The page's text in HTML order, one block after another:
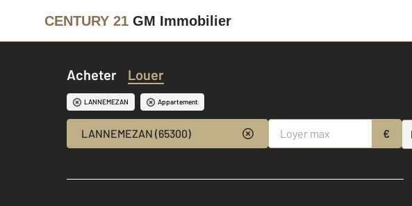
CENTURY 21 GM Immobilier
Acheter Louer
LANNEMEZAN Appartement
LANNEMEZAN (65300) €